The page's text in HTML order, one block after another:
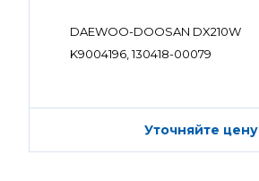
DAEWOO-DOOSAN DX210W
K9004196, 130418-00079
Уточняйте цену